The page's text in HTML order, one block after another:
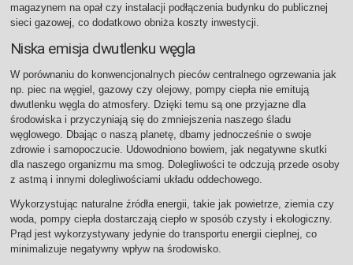
magazynem na opał czy instalacji podłączenia budynku do publicznej
sieci gazowej, co dodatkowo obniża koszty inwestycji.
Niska emisja dwutlenku węgla
W porównaniu do konwencjonalnych pieców centralnego ogrzewania jak
np. piec na węgiel, gazowy czy olejowy, pompy ciepła nie emitują
dwutlenku węgla do atmosfery. Dzięki temu są one przyjazne dla
środowiska i przyczyniają się do zmniejszenia naszego śladu
węglowego. Dbając o naszą planetę, dbamy jednocześnie o swoje
zdrowie i samopoczucie. Udowodniono bowiem, jak negatywne skutki
dla naszego organizmu ma smog. Dolegliwości te odczują przede osoby
z astmą i innymi dolegliwościami układu oddechowego.
Wykorzystując naturalne źródła energii, takie jak powietrze, ziemia czy
woda, pompy ciepła dostarczają ciepło w sposób czysty i ekologiczny.
Prąd jest wykorzystywany jedynie do transportu energii cieplnej, co
minimalizuje negatywny wpływ na środowisko.